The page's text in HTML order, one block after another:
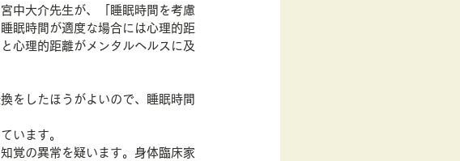
中大介先生が、「睡眠時間を考慮
眠時間が適度な場合には心理的距
心理的距離がメンタルヘルスに及
をしたほうがよいので、睡眠時間
います。
覚の異常を疑います。身体臨床家